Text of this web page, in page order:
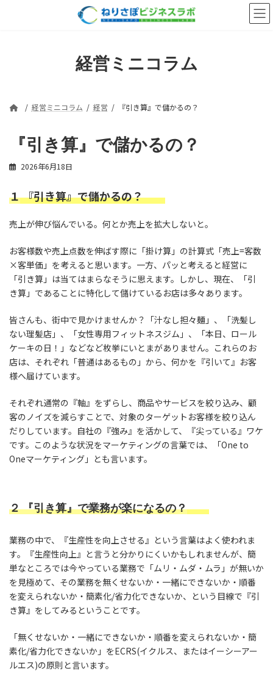
経営ミニコラム
経営ミニコラム 経営 『引き算』で儲かるの？
『引き算』で儲かるの？
2026年6月18日
１『引き算』で儲かるの？
売上が伸び悩んでいる。何とか売上を拡大しないと。
お客様数や売上点数を伸ばす際に「掛け算」の計算式「売上=客数
×客単価」を考えると思います。一方、パッと考えると経営に
「引き算」は当てはまらなそうに思えます。しかし、現在、「引
き算」であることに特化して儲けているお店は多々あります。
皆さんも、街中で見かけませんか？「汁なし担々麺」、「洗髪し
ない理髪店」、「女性専用フィットネスジム」、「本日、ロール
ケーキの日！」などなど枚挙にいとまがありません。これらのお
店は、それぞれ「普通はあるもの」から、何かを『引いて』お客
様へ届けています。
それぞれ通常の『軸』をずらし、商品やサービスを絞り込み、顧
客のノイズを減らすことで、対象のターゲットお客様を絞り込ん
だりしています。自社の『強み』を活かして、『尖っている』ワケ
です。このような状況をマーケティングの言葉では、「One to
Oneマーケティング」とも言います。
２ 『引き算』で業務が楽になるの？
業務の中で、『生産性を向上させる』という言葉はよく使われま
す。『生産性向上』と言うと分かりにくいかもしれませんが、簡
単なところでは今やっている業務で「ムリ・ムダ・ムラ」が無いか
を見極めて、その業務を無くせないか・一緒にできないか・順番
を変えられないか・簡素化/省力化できないか、という目線で『引
き算』をしてみるということです。
「無くせないか・一緒にできないか・順番を変えられないか・簡
素化/省力化できないか」をECRS(イクルス、またはイーシーアー
ルエス)の原則と言います。